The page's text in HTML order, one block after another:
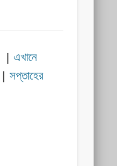
|এখানে
|সপ্তাহের